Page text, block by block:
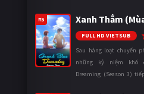
được xem là điều hiển nh
#5 Xanh Thẳm
FULL HD VIETSUB
Sau hàng loạt chuyến
những kỷ niệm khó
Dreaming (Season 3)